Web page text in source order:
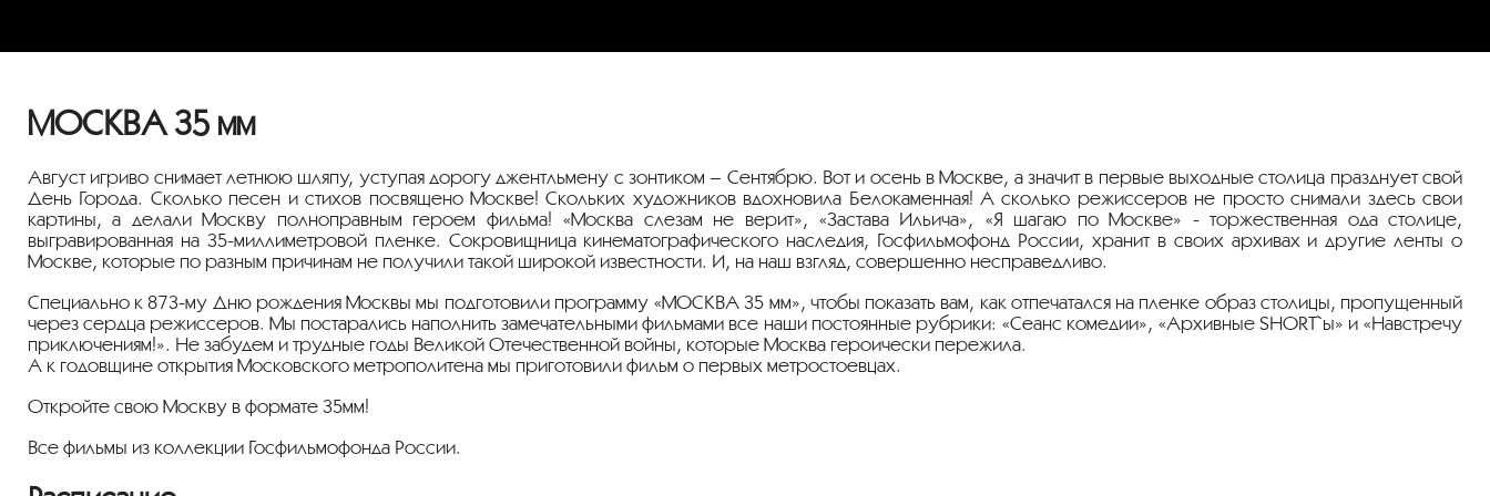
МОСКВА 35 мм
Август игриво снимает летнюю шляпу, уступая дорогу джентльмену с зонтиком – Сентябрю. Вот и осень в Москве, а значит в первые выходные столица празднует свой
День Города. Сколько песен и стихов посвящено Москве! Скольких художников вдохновила Белокаменная! А сколько режиссеров не просто снимали здесь свои
картины, а делали Москву полноправным героем фильма! «Москва слезам не верит», «Застава Ильича», «Я шагаю по Москве» - торжественная ода столице,
выгравированная на 35-миллиметровой пленке. Сокровищница кинематографического наследия, Госфильмофонд России, хранит в своих архивах и другие ленты о
Москве, которые по разным причинам не получили такой широкой известности. И, на наш взгляд, совершенно несправедливо.
Специально к 873-му Дню рождения Москвы мы подготовили программу «МОСКВА 35 мм», чтобы показать вам, как отпечатался на пленке образ столицы, пропущенный
через сердца режиссеров. Мы постарались наполнить замечательными фильмами все наши постоянные рубрики: «Сеанс комедии», «Архивные SHORT`ы» и «Навстречу
приключениям!». Не забудем и трудные годы Великой Отечественной войны, которые Москва героически пережила.
А к годовщине открытия Московского метрополитена мы приготовили фильм о первых метростоевцах.
Откройте свою Москву в формате 35мм!
Все фильмы из коллекции Госфильмофонда России.